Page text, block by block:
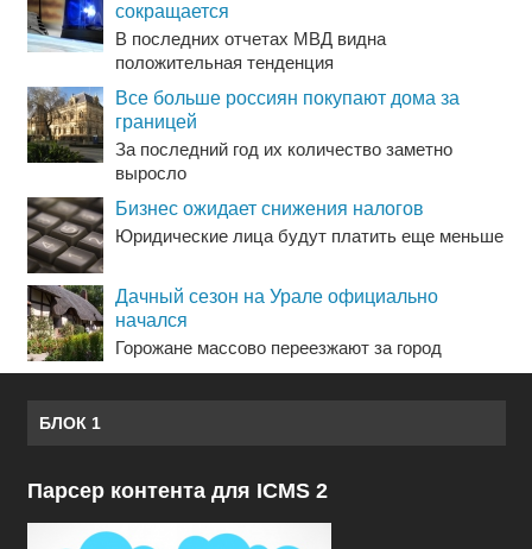
сокращается
В последних отчетах МВД видна
положительная тенденция
Все больше россиян покупают дома за
границей
За последний год их количество заметно
выросло
Бизнес ожидает снижения налогов
Юридические лица будут платить еще меньше
Дачный сезон на Урале официально
начался
Горожане массово переезжают за город
БЛОК 1
Парсер контента для ICMS 2